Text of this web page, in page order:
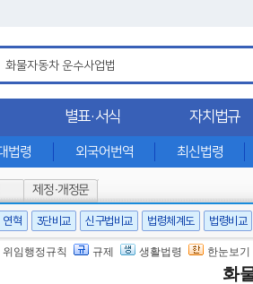
법령 외국어번역 최신법령
별표·서식 자치법규
제정·개정문
연혁 3단비교 신구법비교 법령체계도 법령비교
위임행정규칙 규제 생활법령 한눈보기
화